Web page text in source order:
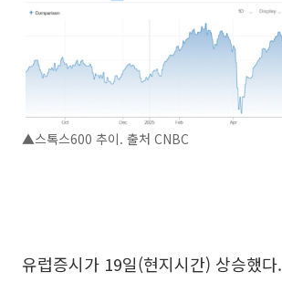
▲스톡스600 추이. 출처 CNBC
유럽증시가 19일(현지시간) 상승했다.